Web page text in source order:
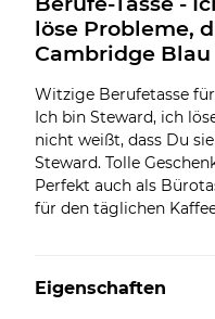
löse Probleme,
Cambridge Blau
Witzige Berufetasse
Ich bin Steward, ich
nicht weißt, dass Du
Steward. Tolle
Perfekt auch als
für den täglichen
Eigenschaften